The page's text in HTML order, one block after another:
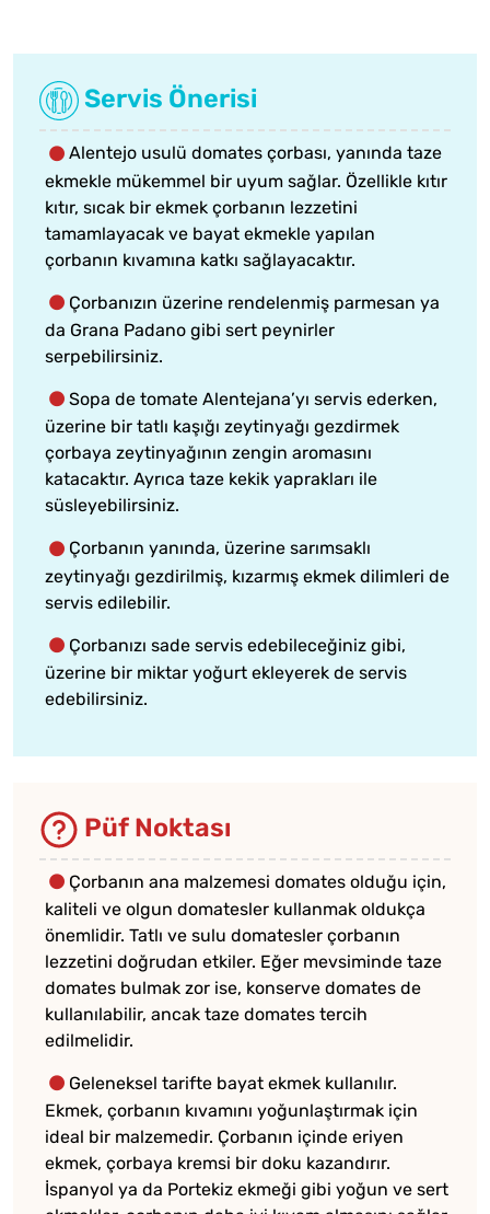
Servis Önerisi
Alentejo usulü domates çorbası, yanında taze
ekmekle mükemmel bir uyum sağlar. Özellikle kıtır
kıtır, sıcak bir ekmek çorbanın lezzetini
tamamlayacak ve bayat ekmekle yapılan
çorbanın kıvamına katkı sağlayacaktır.
Çorbanızın üzerine rendelenmiş parmesan ya
da Grana Padano gibi sert peynirler
serpebilirsiniz.
Sopa de tomate Alentejana’yı servis ederken,
üzerine bir tatlı kaşığı zeytinyağı gezdirmek
çorbaya zeytinyağının zengin aromasını
katacaktır. Ayrıca taze kekik yaprakları ile
süsleyebilirsiniz.
Çorbanın yanında, üzerine sarımsaklı
zeytinyağı gezdirilmiş, kızarmış ekmek dilimleri de
servis edilebilir.
Çorbanızı sade servis edebileceğiniz gibi,
üzerine bir miktar yoğurt ekleyerek de servis
edebilirsiniz.
Püf Noktası
Çorbanın ana malzemesi domates olduğu için,
kaliteli ve olgun domatesler kullanmak oldukça
önemlidir. Tatlı ve sulu domatesler çorbanın
lezzetini doğrudan etkiler. Eğer mevsiminde taze
domates bulmak zor ise, konserve domates de
kullanılabilir, ancak taze domates tercih
edilmelidir.
Geleneksel tarifte bayat ekmek kullanılır.
Ekmek, çorbanın kıvamını yoğunlaştırmak için
ideal bir malzemedir. Çorbanın içinde eriyen
ekmek, çorbaya kremsi bir doku kazandırır.
İspanyol ya da Portekiz ekmeği gibi yoğun ve sert